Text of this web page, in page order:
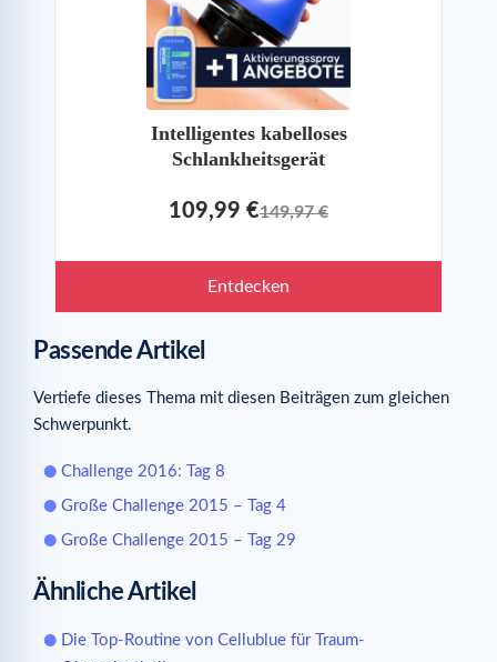
Intelligentes kabelloses
Schlankheitsgerät
109,99 €149,97 €
Entdecken
Passende Artikel
Vertiefe dieses Thema mit diesen Beiträgen zum gleichen
Schwerpunkt.
Challenge 2016: Tag 8
Große Challenge 2015 – Tag 4
Große Challenge 2015 – Tag 29
Ähnliche Artikel
Die Top-Routine von Cellublue für Traum-